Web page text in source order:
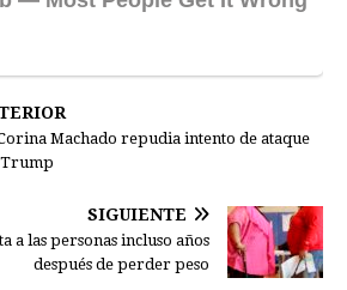
Machado repudia intento de ataque
SIGUIENTE
a las personas incluso años
después de perder peso